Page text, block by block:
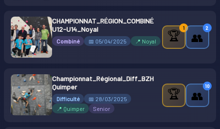
CHAMPIONNAT_RÉGION_COMBINÉ
U12-U14_Noyal
Combiné 📅 05/04/2025 📍 Noyal 🏆
1
👥
2
Championnat_Régional_Diff_BZH
Quimper
Difficulté
📅 28/03/2025
📍 Quimper
Senior
🏆 👥
10